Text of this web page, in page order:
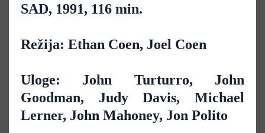
SAD, 1991, 116 min.
Režija: Ethan Coen, Joel Coen
Uloge: John Turturro, John
Goodman, Judy Davis, Michael
Lerner, John Mahoney, Jon Polito